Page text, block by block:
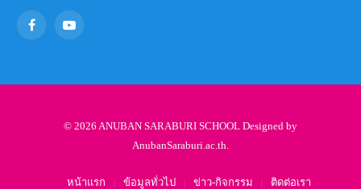
FacebookYouTube
© 2026 ANUBAN SARABURI SCHOOL Designed by
AnubanSaraburi.ac.th.
หน้าแรก ข้อมูลทั่วไป ข่าว-กิจกรรม ติดต่อเรา